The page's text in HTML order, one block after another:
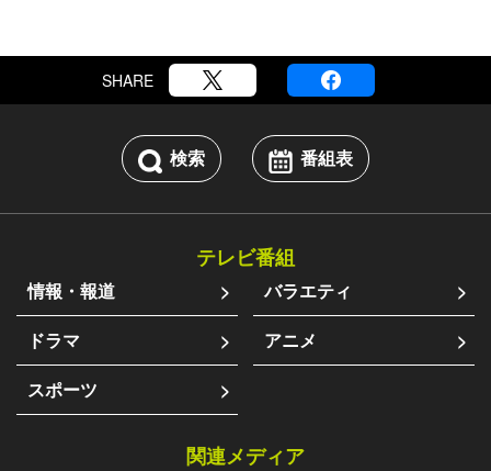
SHARE
検索 番組表
テレビ番組
情報・報道
バラエティ
ドラマ
アニメ
スポーツ
関連メディア